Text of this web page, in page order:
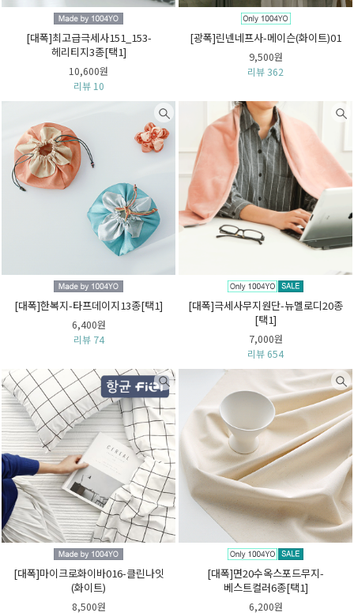
[대폭]최고급극세사151_153-
헤리티지3종[택1]
10,600원
리뷰 10
[광폭]린넨네프사-메이슨(화이트)01
9,500원
리뷰 362
[대폭]한복지-타프데이지13종[택1]
6,400원
리뷰 74
[대폭]극세사무지원단-뉴멜로디20종
[택1]
7,000원
리뷰 654
[대폭]마이크로화이바016-클린나잇
(화이트)
8,500원
[대폭]면20수옥스포드무지-
베스트컬러6종[택1]
6,200원